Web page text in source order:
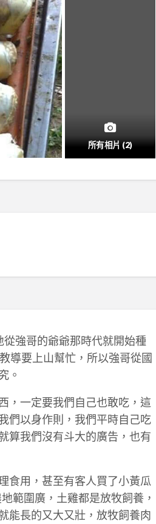
所有相片 (2)
強哥的爺爺那時代就開始種
導要上山幫忙，所以強哥從國
。
，一定要我們自己也敢吃，這
們以身作則，我們平時自己吃
算我們沒有斗大的廣告，也有
食用，甚至有客人買了小黃瓜
範圍廣，土雞都是放牧飼養，
能長的又大又壯，放牧飼養肉